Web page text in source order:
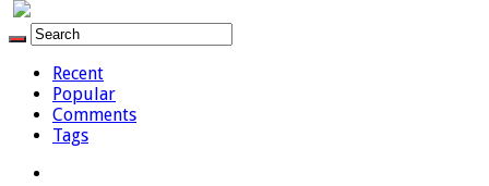
Recent
Popular
Comments
Tags